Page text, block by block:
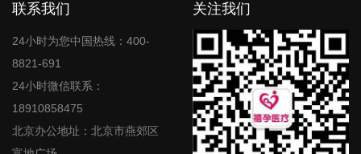
联系我们
24小时为您中国热线：400-
8821-691
24小时微信联系：
18910858475
北京办公地址：北京市燕郊区
关注我们